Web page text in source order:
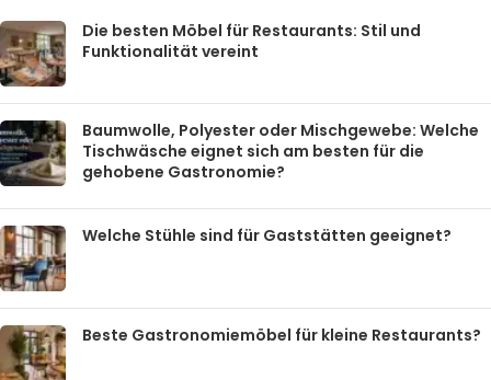
Die besten Möbel für Restaurants: Stil und
Funktionalität vereint
Baumwolle, Polyester oder Mischgewebe: Welche
Tischwäsche eignet sich am besten für die
gehobene Gastronomie?
Welche Stühle sind für Gaststätten geeignet?
Beste Gastronomiemöbel für kleine Restaurants?